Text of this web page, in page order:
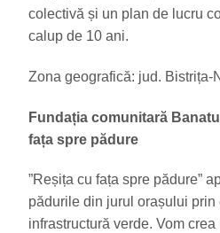
colectivă și un plan de lucru
calup de 10 ani.
Zona geografică: jud. Bistrița-
Fundația comunitară
fața spre pădure
”Reșița cu fața spre pădure”
pădurile din jurul orașului prin
infrastructură verde. Vom